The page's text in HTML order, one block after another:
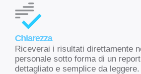
Chiarezza
Riceverai i risultati direttamente
personale sotto forma di un
dettagliato e semplice da leggere.